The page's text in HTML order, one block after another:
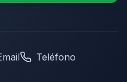
Teléfono